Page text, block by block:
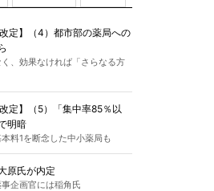
改定】（4）都市部の薬局への
、効果なければ「さらなる方
定】（5）「集中率85％以
明暗
料1を断念した中小薬局も
原氏が内定
企画官には稲角氏